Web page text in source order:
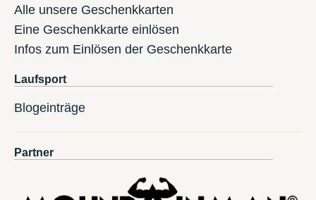
Alle unsere Geschenkkarten
Eine Geschenkkarte einlösen
Infos zum Einlösen der Geschenkkarte
Laufsport
Blogeinträge
Partner